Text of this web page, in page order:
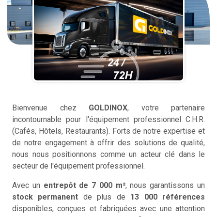
Bienvenue chez GOLDINOX, votre partenaire
incontournable pour l'équipement professionnel C.H.R.
(Cafés, Hôtels, Restaurants). Forts de notre expertise et
de notre engagement à offrir des solutions de qualité,
nous nous positionnons comme un acteur clé dans le
secteur de l'équipement professionnel.
Avec un entrepôt de 7 000 m², nous garantissons un
stock permanent de plus de 13 000 références
disponibles, conçues et fabriquées avec une attention